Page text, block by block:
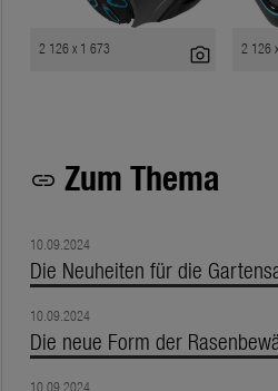
2 126 x 1 673 photo_camera 2 126
link Zum Thema
10.09.2024
Die Neuheiten für die
10.09.2024
Die neue Form der
10.09.2024